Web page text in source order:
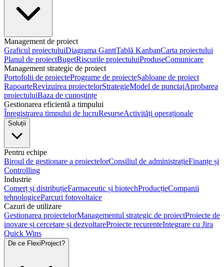
Management de proiect
Graficul proiectuluiDiagrama GanttTablă KanbanCarta proiectului
Planul de proiectBugetRiscurile proiectuluiProduseComunicare
Management strategic de proiect
Portofolii de proiectePrograme de proiecteȘabloane de proiect
RapoarteRevizuirea proiectelorStrategieModel de punctajAprobarea
proiectuluiBaza de cunoștințe
Gestionarea eficientă a timpului
Înregistrarea timpului de lucruResurseActivități operaționale
Soluții
Pentru echipe
Biroul de gestionare a proiectelorConsiliul de administrațieFinanțe și
Controlling
Industrie
Comerț și distribuțieFarmaceutic și biotechProducțieCompanii
tehnologiceParcuri fotovoltaice
Cazuri de utilizare
Gestionarea proiectelorManagementul strategic de proiectProiecte de
inovare și cercetare și dezvoltareProiecte recurenteIntegrare cu Jira
Quick Wins
De ce FlexiProject?